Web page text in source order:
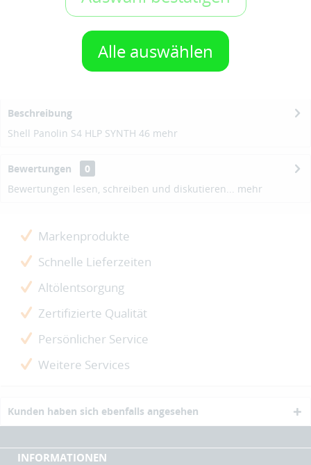
Alle auswählen
1 Gebinde IN DEN WARENKORB
Auf den Merkzettel
Beschreibung
Shell Panolin S4 HLP SYNTH 46 mehr
Bewertungen
0
Bewertungen lesen, schreiben und diskutieren... mehr
Markenprodukte
Schnelle Lieferzeiten
Altölentsorgung
Zertifizierte Qualität
Persönlicher Service
Weitere Services
Kunden haben sich ebenfalls angesehen
INFORMATIONEN